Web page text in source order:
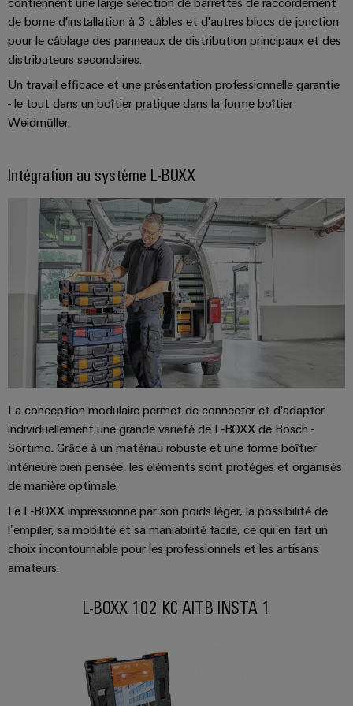
évolutifs
Fabricants
d'équipements
Solutions
de
technique
de
pour
les
appareils
Stockage
d'énergie
Solutions
et
produits
pour
systèmes
de
stockage
d'énergie
(ESS)
Hydrogène
L'hydrogène
comme
technologie
essentielle
pour
la
transition
pour
machine
Weidmüller
Configurator
Solutions
Workplace
et
solutions
Automatisation
décentralisée
Solutions
de
gestion
de
l'énergie
IIoT
et
logiciels
d'automatisation
Analyse
industrielle
Automatisation
IoT
Sécurité
industrielle
Modules
de
câblage
et
solutions
Interfaces
d'accès
Boîtiers
de
distribution
Marshalling
Solutions
Modules
de
relais
et
relais
statiques
séparation
mesure
Services
de
laboratoire
Support
technique
PSIRT
Données
techniques
Catalogues
produits
techniques
Réparations
et
pièces
de
rechange
Cours
de
formation
et
commande
numérique
Presse
Nouvelles
locales
Actualité
de
Actualité
Presse
Contact
Presse
Nos
partenaires
Distribution
Réseau
de
partenaires
IIoT
et
automatisation
Trouvez
votre
vos
d'automatisation
de borne d'installation à 3 câbles et d'autres blocs de jonction
pour le câblage des panneaux de distribution principaux et des
distributeurs secondaires.
Un travail efficace et une présentation professionnelle garantie
- le tout dans un boîtier pratique dans la forme boîtier
Weidmüller.
Intégration au système L-BOXX
La conception modulaire permet de connecter et d'adapter
individuellement une grande variété de L-BOXX de Bosch -
Sortimo. Grâce à un matériau robuste et une forme boîtier
intérieure bien pensée, les éléments sont protégés et organisés
de manière optimale.
Le L-BOXX impressionne par son poids léger, la possibilité de
l’empiler, sa mobilité et sa maniabilité facile, ce qui en fait un
choix incontournable pour les professionnels et les artisans
amateurs.
L-BOXX 102 KC AITB INSTA 1